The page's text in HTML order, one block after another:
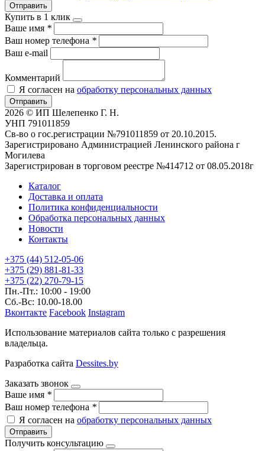
Отправить
Купить в 1 клик
Ваше имя *
Ваш номер телефона *
Ваш e-mail
Комментарий
Я согласен на обработку персональных данных
Отправить
2026 © ИП Шелепенко Г. Н.
УНП 791011859
Св-во о гос.регистрации №791011859 от 20.10.2015.
Зарегистрировано Администрацией Ленинского района г
Могилева
Зарегистрирован в торговом реестре №414712 от 08.05.2018г
Каталог
Доставка и оплата
Политика конфиденциальности
Обработка персональных данных
Новости
Контакты
+375 (44) 512-05-06
+375 (29) 881-81-33
+375 (22) 270-79-15
Пн.-Пт.: 10:00 - 19:00
Сб.-Вс: 10.00-18.00
Вконтакте Facebook Instagram
Использование материалов сайта только с разрешения
владельца.
Разработка сайта Dessites.by
Заказать звонок
Ваше имя *
Ваш номер телефона *
Я согласен на обработку персональных данных
Отправить
Получить консультацию